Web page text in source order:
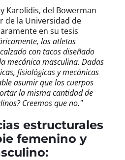
Karolidis, del Bowerman
de la Universidad de
en su tesis
las atletas
con tacos diseñado
mecánica masculina. Dadas
fisiológicas y mecánicas
asumir que los cuerpos
la misma cantidad de
Creemos que no."
estructurales
femenino y